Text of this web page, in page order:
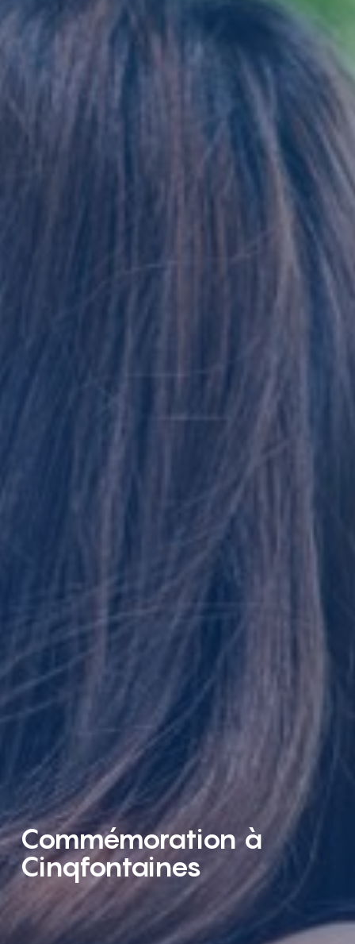
Commémoration à
Cinqfontaines